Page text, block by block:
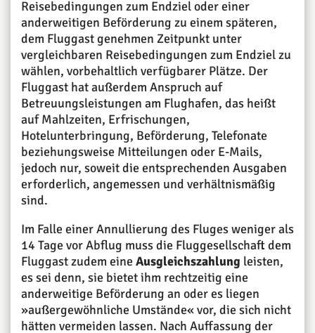
Reisebedingungen zum Endziel oder einer
anderweitigen Beförderung zu einem späteren,
dem Fluggast genehmen Zeitpunkt unter
vergleichbaren Reisebedingungen zum Endziel zu
wählen, vorbehaltlich verfügbarer Plätze. Der
Fluggast hat außerdem Anspruch auf
Betreuungsleistungen am Flughafen, das heißt
auf Mahlzeiten, Erfrischungen,
Hotelunterbringung, Beförderung, Telefonate
beziehungsweise Mitteilungen oder E-Mails,
jedoch nur, soweit die entsprechenden Ausgaben
erforderlich, angemessen und verhältnismäßig
sind.
Im Falle einer Annullierung des Fluges weniger als
14 Tage vor Abflug muss die Fluggesellschaft dem
Fluggast zudem eine Ausgleichszahlung leisten,
es sei denn, sie bietet ihm rechtzeitig eine
anderweitige Beförderung an oder es liegen
»außergewöhnliche Umstände« vor, die sich nicht
hätten vermeiden lassen. Nach Auffassung der